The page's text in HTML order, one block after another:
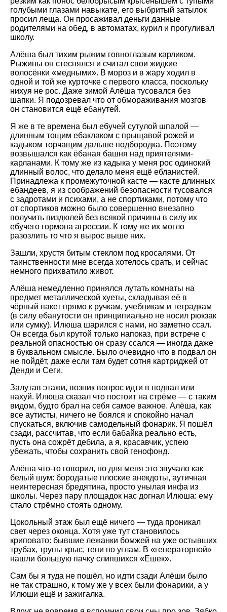
голубыми глазами навыкате, его выбритый затылок
просил леща. Он просаживал деньги данные
родителями на обед, в автоматах, курил и прогуливал
школу.
Алёша был тихим рыжим говноглазым карликом.
Рыжины он стеснялся и считал свои жидкие
волосёнки «медными». В мороз и в жару ходил в
одной и той же курточке с первого класса, поскольку
нихуя не рос. Даже зимой Алёша тусовался без
шапки. Я подозревал что от обмораживания мозгов
он становится ещё ебанутей.
Я же в те времена был ебучей сутулой шпалой —
длинным тощим ебаклаком с прыщавой рожей и
кадыком торчащим дальше подбородка. Поэтому
возвышался как ёбаная башня над приятелями-
карланами. К тому же из кадыка у меня рос одинокий
длинный волос, что делало меня ещё ебланистей.
Принадлежа к промежуточной касте — касте длинных
ебандеев, я из соображений безопасности тусовался
с задротами и психами, а не спортиками, потому что
от спортиков можно было совершенно внезапно
получить пиздюлей без всякой причины в силу их
ебучего гормона агрессии. К тому же их могло
разозлить то что я вырос выше них.
Зашли, хрустя битым стеклом под кросалями. От
таинственности мне всегда хотелось срать, и сейчас
немного прихватило живот.
Алёша немедленно принялся лутать комнаты на
предмет металлической хуеты, складывая её в
чёрный пакет прямо к ручкам, учебникам и тетрадкам
(в силу ебанутости он принципиально не носил рюкзак
или сумку). Илюша шарился с нами, но заметно ссал.
Он всегда был крутой только напоказ, при встрече с
реальной опасностью он сразу ссался — иногда даже
в буквальном смысле. Было очевидно что в подвал он
не пойдёт, даже если там будет сотня картриджей от
Денди и Сеги.
Залутав этажи, возник вопрос идти в подвал или
нахуй. Илюша сказал что постоит на стрёме — с таким
видом, будто брал на себя самое важное. Алёша, как
все аутисты, ничего не боялся и спокойно начал
спускаться, включив самодельный фонарик. Я пошёл
сзади, рассчитав, что если бабайка реально есть,
пусть она сожрёт дебила, а я, красавчик, успею
убежать, чтобы сохранить свой генофонд.
Алёша что-то говорил, но для меня это звучало как
белый шум: бородатые плоские анекдоты, аутичная
неинтересная бредятина, просто унылая инфа из
школы. Через пару площадок нас догнал Илюша: ему
стало стрёмно стоять одному.
Цокольный этаж был ещё ничего — туда проникал
свет через оконца. Хотя уже тут становилось
криповато: бывшие лежанки бомжей на уже остывших
трубах, трупы крыс, тени по углам. В «генераторной»
нашли большую пачку слипшихся «Ешек».
Сам бы я туда не пошёл, но идти сзади Алёши было
не так страшно, к тому же у всех были фонарики, а у
Илюши ещё и зажигалка.